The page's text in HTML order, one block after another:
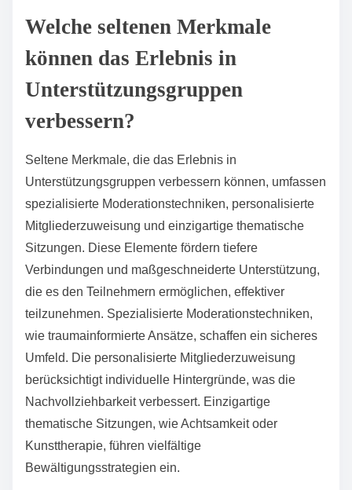
verschiedene Arten von Verlusten zugeschnitten sind,
wodurch ihre Wirksamkeit bei der Erfüllung der
einzigartigen Bedürfnisse der Teilnehmer verbessert
wird.
Welche seltenen Merkmale
können das Erlebnis in
Unterstützungsgruppen
verbessern?
Seltene Merkmale, die das Erlebnis in
Unterstützungsgruppen verbessern können, umfassen